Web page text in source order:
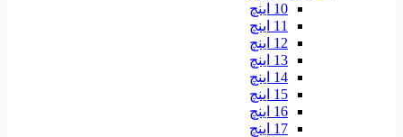
10 اینچ
11 اینچ
12 اینچ
13 اینچ
14 اینچ
15 اینچ
16 اینچ
17 اینچ